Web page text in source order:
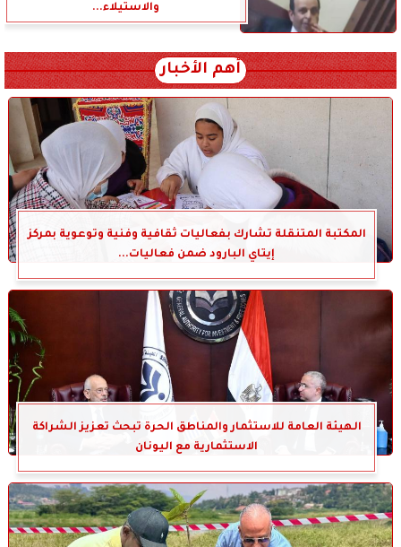
والاستيلاء...
أهم الأخبار
المكتبة المتنقلة تشارك بفعاليات ثقافية وفنية وتوعوية بمركز
إيتاي البارود ضمن فعاليات...
الهيئة العامة للاستثمار والمناطق الحرة تبحث تعزيز الشراكة
الاستثمارية مع اليونان